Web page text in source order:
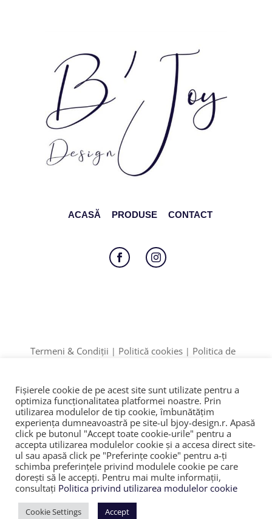
ACASĂ PRODUSE CONTACT
Termeni & Condiții | Politică cookies | Politica de
© 2023| ANPC|SOL
Fișierele cookie de pe acest site sunt utilizate pentru a
optimiza funcţionalitatea platformei noastre. Prin
utilizarea modulelor de tip cookie, îmbunătăţim
experienţa dumneavoastră pe site-ul bjoy-design.r. Apasă
click pe butonul "Accept toate cookie-urile" pentru a
accepta utilizarea modulelor cookie şi a accesa direct site-
ul sau apasă click pe "Preferințe cookie" pentru a-ţi
schimba preferinţele privind modulele cookie pe care
doreşti să le accepţi. Pentru mai multe informaţii,
consultaţi Politica privind utilizarea modulelor cookie
Cookie Settings Accept